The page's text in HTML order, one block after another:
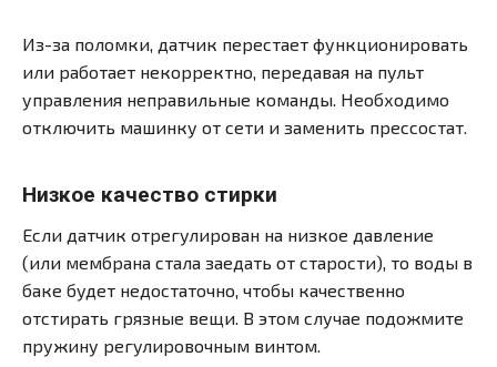
Из-за поломки, датчик перестает функционировать
или работает некорректно, передавая на пульт
управления неправильные команды. Необходимо
отключить машинку от сети и заменить прессостат.
Низкое качество стирки
Если датчик отрегулирован на низкое давление
(или мембрана стала заедать от старости), то воды в
баке будет недостаточно, чтобы качественно
отстирать грязные вещи. В этом случае подожмите
пружину регулировочным винтом.